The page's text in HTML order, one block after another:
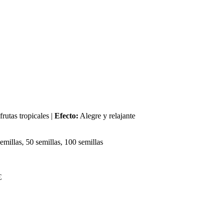
tropicales | Efecto: Alegre y relajante
50 semillas, 100 semillas